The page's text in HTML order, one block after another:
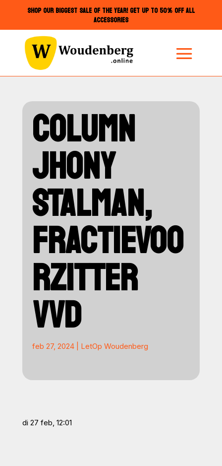
SHOP OUR BIGGEST SALE OF THE YEAR! GET UP TO 50% OFF ALL
ACCESSORIES
COLUMN
JHONY
STALMAN,
FRACTIEVOO
RZITTER
VVD
feb 27, 2024| LetOp Woudenberg
di 27 feb, 12:01